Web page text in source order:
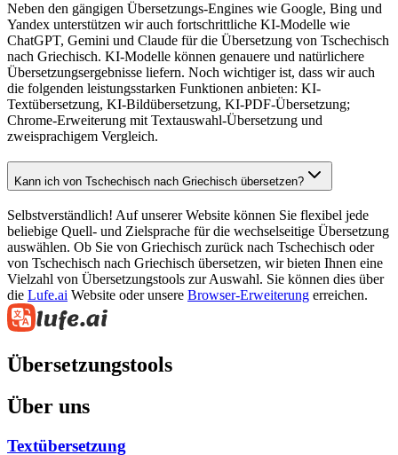
Neben den gängigen Übersetzungs-Engines wie Google, Bing und
Yandex unterstützen wir auch fortschrittliche KI-Modelle wie
ChatGPT, Gemini und Claude für die Übersetzung von Tschechisch
nach Griechisch. KI-Modelle können genauere und natürlichere
Übersetzungsergebnisse liefern. Noch wichtiger ist, dass wir auch
die folgenden leistungsstarken Funktionen anbieten: KI-
Textübersetzung, KI-Bildübersetzung, KI-PDF-Übersetzung;
Chrome-Erweiterung mit Textauswahl-Übersetzung und
zweisprachigem Vergleich.
Kann ich von Tschechisch nach Griechisch übersetzen?
Selbstverständlich! Auf unserer Website können Sie flexibel jede
beliebige Quell- und Zielsprache für die wechselseitige Übersetzung
auswählen. Ob Sie von Griechisch zurück nach Tschechisch oder
von Tschechisch nach Griechisch übersetzen, wir bieten Ihnen eine
Vielzahl von Übersetzungstools zur Auswahl. Sie können dies über
die Lufe.ai Website oder unsere Browser-Erweiterung erreichen.
Übersetzungstools
Über uns
Textübersetzung